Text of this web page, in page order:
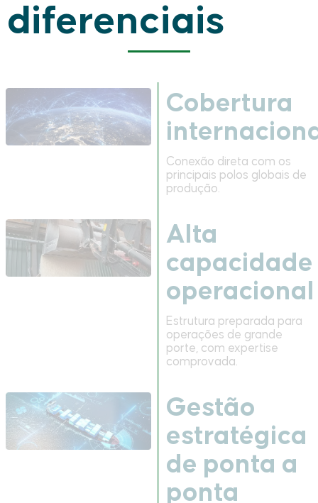
diferenciais
Cobertura
Conexão direta com os
principais polos globais de
produção.
Alta
capacidade
operacional
Estrutura preparada para
operações de grande
porte, com expertise
comprovada.
Gestão
estratégica
de ponta a
ponta